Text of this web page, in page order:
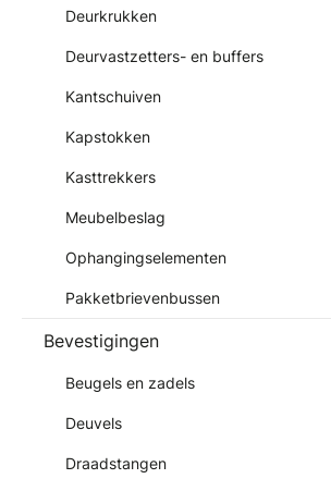
Deurkrukken
Deurvastzetters- en buffers
Kantschuiven
Kapstokken
Kasttrekkers
Meubelbeslag
Ophangingselementen
Pakketbrievenbussen
Bevestigingen
Beugels en zadels
Deuvels
Draadstangen